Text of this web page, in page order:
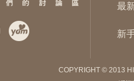
最
新
COPYRIGHT © 2013